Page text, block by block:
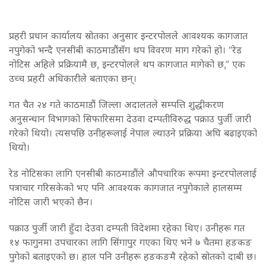
प्रहरी प्रधान कार्यालय स्रोतका अनुसार इन्टरपोलले आवश्यक कागजात
नपुगेको भन्दै एनसीबी काठमाडौंसँग थप विवरण माग गरेको हो। “रेड
नोटिस अहिले प्रक्रियामै छ, इन्टरपोलले थप कागजात मागेको छ,” एक
उच्च प्रहरी अधिकारीले बताएका छन्।
गत चैत २४ गते काठमाडौं जिल्ला अदालतले सम्पत्ति शुद्धीकरण
अनुसन्धान विभागको सिफारिसमा देउवा दम्पतीविरुद्ध पक्राउ पुर्जी जारी
गरेको थियो। त्यसपछि उनीहरूलाई नेपाल ल्याउने प्रक्रिया अघि बढाइएको
थियो।
रेड नोटिसका लागि एनसीबी काठमाडौंले औपचारिक रूपमा इन्टरपोललाई
पत्राचार गरिसकेको भए पनि आवश्यक कागजात नपुगेकाले हालसम्म
नोटिस जारी भएको छैन।
पक्राउ पुर्जी जारी हुँदा देउवा दम्पती विदेशमा रहेका थिए। उनीहरू गत
१४ फागुनमा उपचारका लागि सिंगापुर गएका थिए भने ७ चैतमा हङकङ
पुगेको बताइएको छ। हाल पनि उनीहरू हङकङमै रहेको स्रोतको दाबी छ।